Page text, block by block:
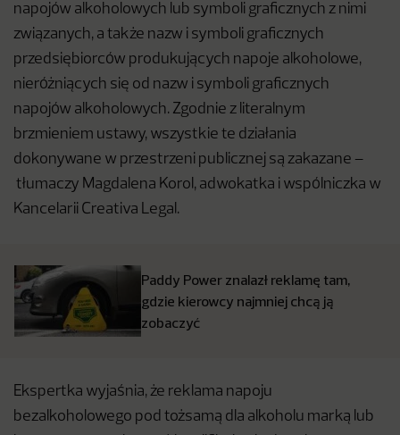
napojów alkoholowych lub symboli graficznych z nimi
związanych, a także nazw i symboli graficznych
przedsiębiorców produkujących napoje alkoholowe,
nieróżniących się od nazw i symboli graficznych
napojów alkoholowych. Zgodnie z literalnym
brzmieniem ustawy, wszystkie te działania
dokonywane w przestrzeni publicznej są zakazane –
tłumaczy Magdalena Korol, adwokatka i wspólniczka w
Kancelarii Creativa Legal.
Paddy Power znalazł reklamę tam,
gdzie kierowcy najmniej chcą ją
zobaczyć
Ekspertka wyjaśnia, że reklama napoju
bezalkoholowego pod tożsamą dla alkoholu marką lub